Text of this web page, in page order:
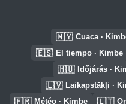
🇲🇾 Cuaca ·
🇪🇸 El tiempo · Kimbe
🇭🇺 Időjárás ·
🇱🇻 Laikapstākļi ·
🇫🇷 Météo · Kimbe 🇱🇹